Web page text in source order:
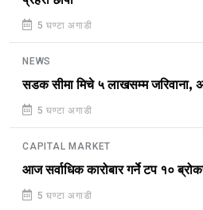
5 घण्टा अगाडी
NEWS
सडक सीमा मिचे ५ लाखसम्म जरिवाना,
5 घण्टा अगाडी
CAPITAL MARKET
आज सर्वाधिक कारोबार गर्ने टप १०
5 घण्टा अगाडी